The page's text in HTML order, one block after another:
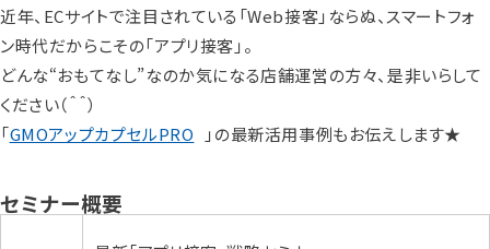
近年、ECサイトで注目されている「Web接客」ならぬ、スマートフォ
ン時代だからこその「アプリ接客」。
どんな“おもてなし”なのか気になる店舗運営の方々、是非いらして
ください（＾＾）
「GMOアップカプセルPRO 」の最新活用事例もお伝えします★
セミナー概要